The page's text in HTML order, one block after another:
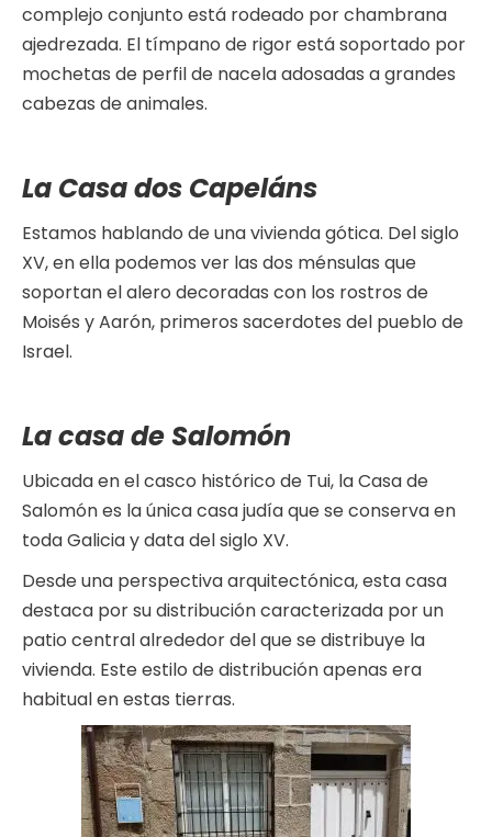
complejo conjunto está rodeado por chambrana
ajedrezada. El tímpano de rigor está soportado por
mochetas de perfil de nacela adosadas a grandes
cabezas de animales.
La Casa dos Capeláns
Estamos hablando de una vivienda gótica. Del siglo
XV, en ella podemos ver las dos ménsulas que
soportan el alero decoradas con los rostros de
Moisés y Aarón, primeros sacerdotes del pueblo de
Israel.
La casa de Salomón
Ubicada en el casco histórico de Tui, la Casa de
Salomón es la única casa judía que se conserva en
toda Galicia y data del siglo XV.
Desde una perspectiva arquitectónica, esta casa
destaca por su distribución caracterizada por un
patio central alrededor del que se distribuye la
vivienda. Este estilo de distribución apenas era
habitual en estas tierras.